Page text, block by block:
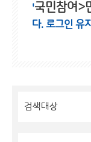
'국민참여>
다. 로그인 유